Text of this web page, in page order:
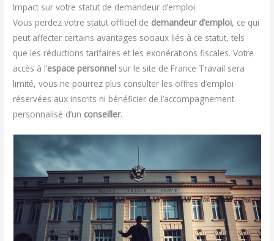
Impact sur votre statut de demandeur d’emploi
Vous perdez votre statut officiel de demandeur d’emploi, ce qui
peut affecter certains avantages sociaux liés à ce statut, tels
que les réductions tarifaires et les exonérations fiscales. Votre
accès à l’espace personnel sur le site de France Travail sera
limité, vous ne pourrez plus consulter les offres d’emploi
réservées aux inscrits ni bénéficier de l’accompagnement
personnalisé d’un conseiller.